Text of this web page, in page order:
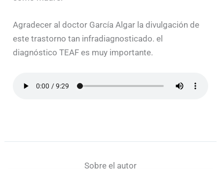
Agradecer al doctor García Algar la divulgación de
este trastorno tan infradiagnosticado. el
diagnóstico TEAF es muy importante.
Sobre el autor